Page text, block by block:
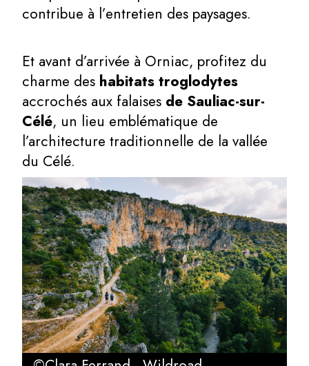
contribue à l’entretien des paysages.
Et avant d’arrivée à Orniac, profitez du
charme des habitats troglodytes
accrochés aux falaises de Sauliac-sur-
Célé, un lieu emblématique de
l’architecture traditionnelle de la vallée
du Célé.